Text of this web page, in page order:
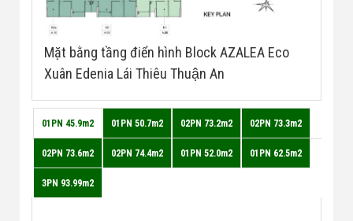
Mặt bằng tầng điển hình Block AZALEA Eco
Xuân Edenia Lái Thiêu Thuận An
01PN 45.9m2 01PN 50.7m2 02PN 73.2m2 02PN 73.3m2
02PN 73.6m2 02PN 74.4m2 01PN 52.0m2 01PN 62.5m2
3PN 93.99m2